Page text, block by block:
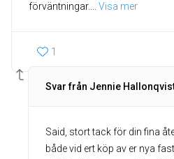
förväntningar.
Visa mer
1
Svar från Jennie
Said, stort tack för din fina
både vid ert köp av er nya